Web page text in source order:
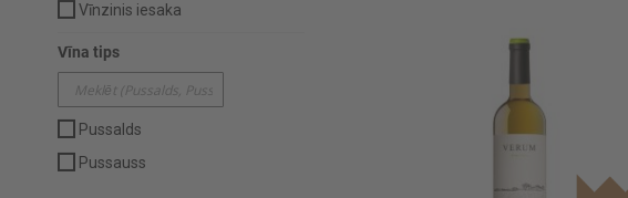
Vīnzinis iesaka
Vīna tips
Pussalds
Pussauss